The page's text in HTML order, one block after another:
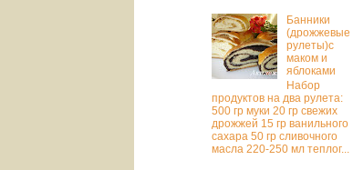
Банники
(дрожжевые
рулеты)с
маком и
яблоками
Набор
продуктов на два рулета:
500 гр муки 20 гр свежих
дрожжей 15 гр ванильного
сахара 50 гр сливочного
масла 220-250 мл теплог...